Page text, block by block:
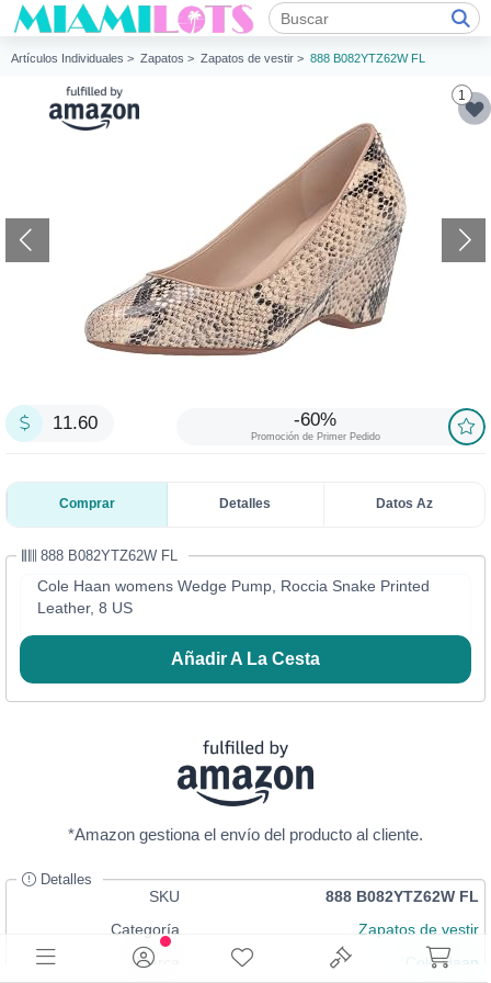
Artículos Individuales > Zapatos > Zapatos de vestir > 888 B082YTZ62W FL
1
11.60 -60%
Promoción de Primer Pedido
Comprar Detalles Datos Az
888 B082YTZ62W FL
Cole Haan womens Wedge Pump, Roccia Snake Printed
Leather, 8 US
Añadir A La Cesta
*Amazon gestiona el envío del producto al cliente.
Detalles
SKU
888 B082YTZ62W FL
Categoría
Zapatos de vestir
Marca
Cole Haan